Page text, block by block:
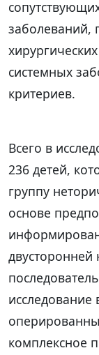
заболеваний,
системных
критериев.
Всего в
236 детей,
группу
основе
двусторонней
исследование
комплексное